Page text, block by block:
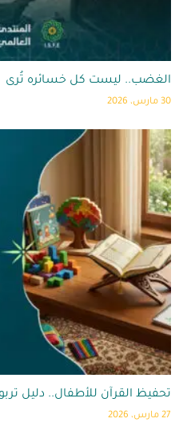
الغضب.. ليست كل خسائره تُرى
30 مارس، 2026
تحفيظ القرآن للأطفال.. دليل
27 مارس، 2026